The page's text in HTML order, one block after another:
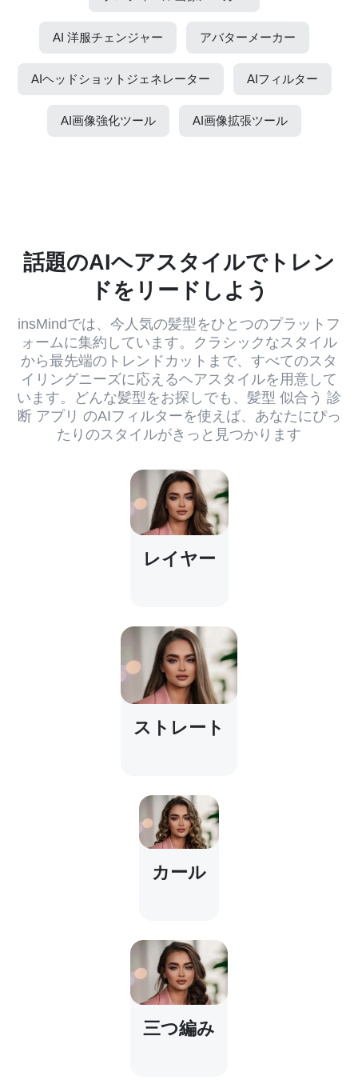
AI 洋服チェンジャー アバターメーカー
AIヘッドショットジェネレーター AIフィルター
AI画像強化ツール AI画像拡張ツール
話題のAIヘアスタイルでトレン
ドをリードしよう
insMindでは、今人気の髪型をひとつのプラットフ
ォームに集約しています。クラシックなスタイル
から最先端のトレンドカットまで、すべてのスタ
イリングニーズに応えるヘアスタイルを用意して
います。どんな髪型をお探しでも、髪型 似合う 診
断 アプリ のAIフィルターを使えば、あなたにぴっ
たりのスタイルがきっと見つかります
レイヤー
ストレート
カール
三つ編み